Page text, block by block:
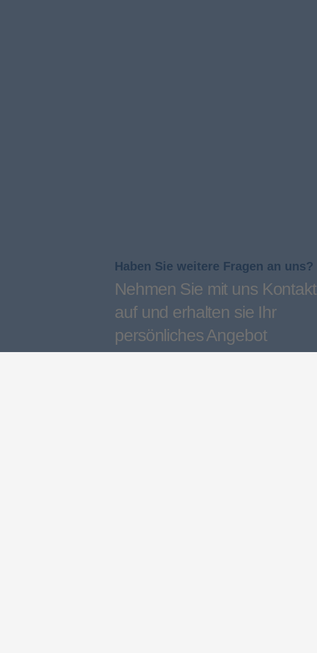
Haben Sie weitere Fragen an uns?
Nehmen Sie mit uns Kontakt
auf und erhalten sie Ihr
persönliches Angebot